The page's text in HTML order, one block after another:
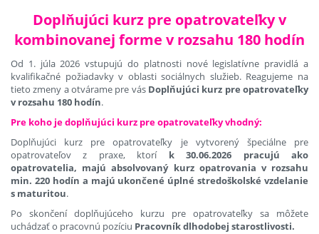
Doplňujúci kurz pre opatrovateľky v
kombinovanej forme v rozsahu 180 hodín
Od 1. júla 2026 vstupujú do platnosti nové legislatívne pravidlá a
kvalifikačné požiadavky v oblasti sociálnych služieb. Reagujeme na
tieto zmeny a otvárame pre vás Doplňujúci kurz pre opatrovateľky
v rozsahu 180 hodín.
Pre koho je doplňujúci kurz pre opatrovateľky vhodný:
Doplňujúci kurz pre opatrovateľky je vytvorený špeciálne pre
opatrovateľov z praxe, ktorí k 30.06.2026 pracujú ako
opatrovatelia, majú absolvovaný kurz opatrovania v rozsahu
min. 220 hodín a majú ukončené úplné stredoškolské vzdelanie
s maturitou.
Po skončení doplňujúceho kurzu pre opatrovateľky sa môžete
uchádzať o pracovnú pozíciu Pracovník dlhodobej starostlivosti.